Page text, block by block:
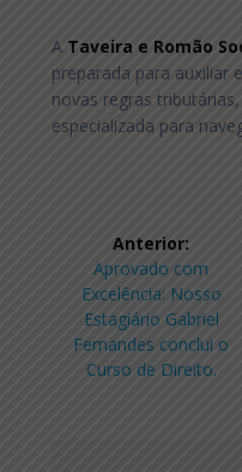
A Taveira e Romão
preparada para auxiliar
novas regras
especializada para
Navegação
Post
Anterior:
Post
anterior:
Aprovado com
Excelência: Nosso
Estagiário Gabriel
Fernandes conclui o
Curso de Direito.